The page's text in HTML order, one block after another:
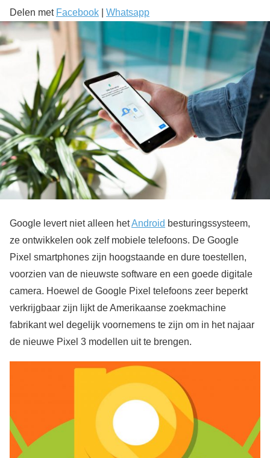
Delen met Facebook Whatsapp
Google levert niet alleen hetAndroid besturingssysteem,
ze ontwikkelen ook zelf mobiele telefoons. De Google
Pixel smartphones zijn hoogstaande en dure toestellen,
voorzien van de nieuwste software en een goede digitale
camera. Hoewel de Google Pixel telefoons zeer beperkt
verkrijgbaar zijn lijkt de Amerikaanse zoekmachine
fabrikant wel degelijk voornemens te zijn om in het najaar
de nieuwe Pixel 3 modellen uit te brengen.